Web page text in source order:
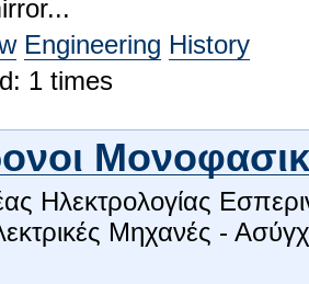
Engineering History
1 times
Ηλεκτρολογίας
Μηχανές -